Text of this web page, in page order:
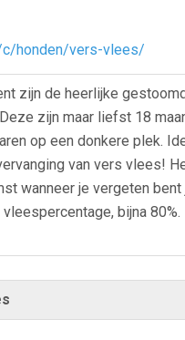
honden/vers-vlees/
zijn de heerlijke
zijn maar liefst 18
op een donkere plek.
van vers vlees!
wanneer je vergeten
bijna